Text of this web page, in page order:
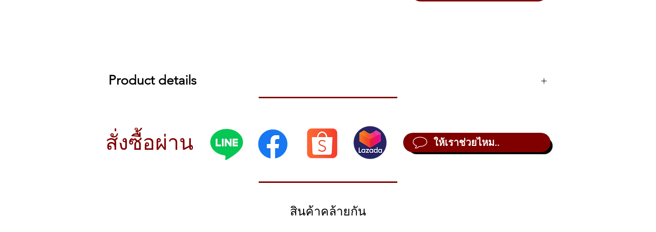
Product details
HXM HDP-5 คือแพดกลองไฟฟ้าที่ออกแบบมาเพื่อมอบประสบการณ์การตีกลองที่เหนือกว่า ด้วยความสามารถในการปรับแต่งเสียงที่ละเอียดและคุณสมบัติ
ที่ครบครันสำหรับงานสตูดิโอและเวที เหมาะสำหรับมือกลองที่ต้องการอุปกรณ์ที่ทรงพลังและยืดหยุ่นเพื่อสร้างสรรค์เสียงดนตรีได้อย่างเต็มที่
คุณสมบัติเด่น
มาพร้อม 9 แป้นในตัวและรองรับ Trigger Input เพิ่มเติมได้ถึง 14 ช่อง พร้อมเสียงคุณภาพสูงกว่า 2,150 เสียง และโพลี
มีชุดเสียงกลองสำเร็จรูปกว่า 70 ชุด และสามารถบันทึกชุดเสียงส่วนตัวได้อีก 70 ชุด พร้อม User Sample ขนาด 500MB และ
มีเอฟเฟกต์เสียงหลากหลาย เช่น Reverb, Chorus, Delay, พร้อมระบบ EQ และ Compressor ที่สามารถปรับ
สั่งซื้อผ่าน ให้เราช่วยไหม..
สินค้าคล้ายกัน